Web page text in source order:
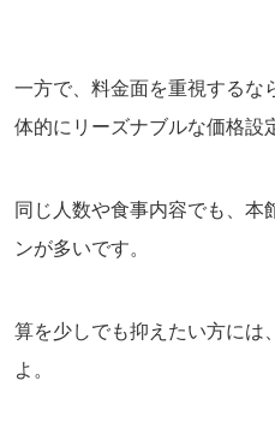
一方で、料金面を重視するな
体的にリーズナブルな価格設
同じ人数や食事内容でも、本
ンが多いです。
算を少しでも抑えたい方には
よ。